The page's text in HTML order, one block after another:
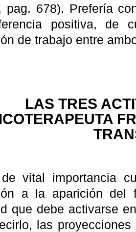
pag. 678). Prefería
positiva,
de trabajo entre
LAS TRES
vital importancia
a la aparición del
que debe activarse
las